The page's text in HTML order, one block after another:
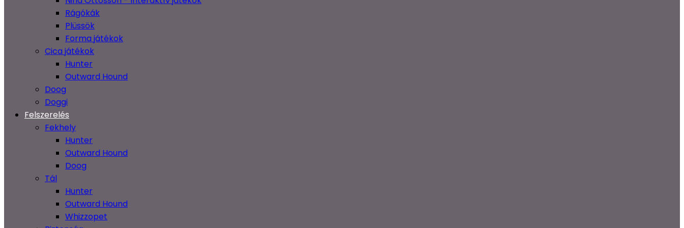
Rágókák
Plüssök
Forma játékok
Cica játékok
Hunter
Outward Hound
Doog
Doggi
Felszerelés
Fekhely
Hunter
Outward Hound
Doog
Tál
Hunter
Outward Hound
Whizzopet